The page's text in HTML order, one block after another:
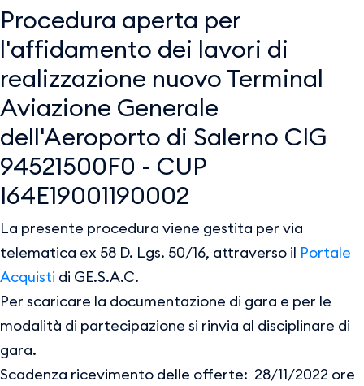
Procedura aperta per
l'affidamento dei lavori di
realizzazione nuovo Terminal
Aviazione Generale
dell'Aeroporto di Salerno CIG
94521500F0 - CUP
I64E19001190002
La presente procedura viene gestita per via
telematica ex 58 D. Lgs. 50/16, attraverso il Portale
Acquisti di GE.S.A.C.
Per scaricare la documentazione di gara e per le
modalità di partecipazione si rinvia al disciplinare di
gara.
Scadenza ricevimento delle offerte: 28/11/2022 ore